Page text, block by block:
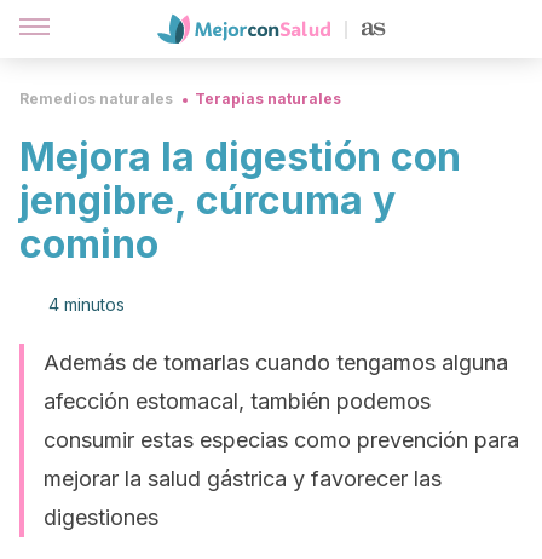
Remedios naturales Terapias naturales
Mejora la digestión con
jengibre, cúrcuma y
comino
4 minutos
Además de tomarlas cuando tengamos alguna
afección estomacal, también podemos
consumir estas especias como prevención para
mejorar la salud gástrica y favorecer las
digestiones